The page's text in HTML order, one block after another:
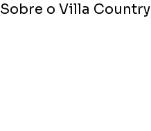
Sobre o Villa Country